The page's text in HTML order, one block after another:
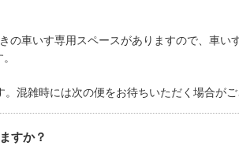
の車いす専用スペースがありますので、車
混雑時には次の便をお待ちいただく場合が
すか？